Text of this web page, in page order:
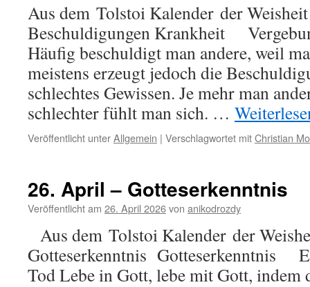
Aus dem Tolstoi Kalender der
Beschuldigungen Krankheit
Häufig beschuldigt man andere, weil
meistens erzeugt jedoch die
schlechtes Gewissen. Je mehr man
schlechter fühlt man sich. …
Veröffentlicht unterAllgemein | Verschlagwortet mitChristian
26. April – Gotteserkenntnis
Veröffentlicht am 26. April 2026von anikodrozdy
Aus dem Tolstoi Kalender der
Gotteserkenntnis Gotteserkenntnis
Tod Lebe in Gott, lebe mit Gott, indem